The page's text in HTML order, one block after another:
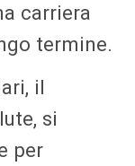
carriera
termine.
il
si
per